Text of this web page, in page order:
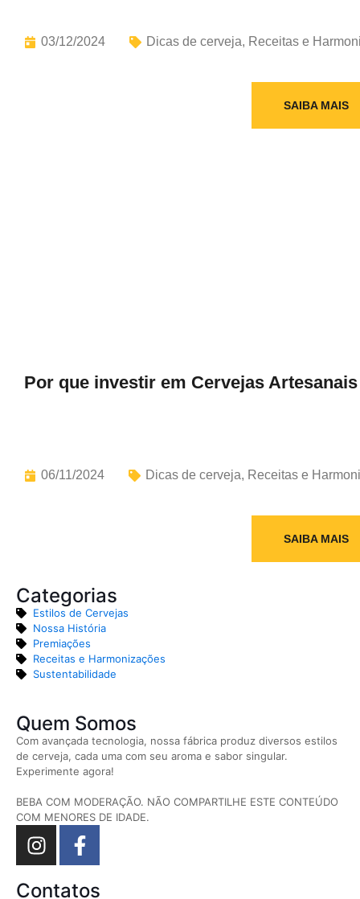
03/12/2024 Dicas de cerveja, Receitas e
SAIBA MAIS
Por que investir em Cervejas
06/11/2024 Dicas de cerveja, Receitas e
SAIBA MAIS
Categorias
Estilos de Cervejas
Nossa História
Premiações
Receitas e Harmonizações
Sustentabilidade
Quem Somos
Com avançada tecnologia, nossa fábrica produz diversos estilos
de cerveja, cada uma com seu aroma e sabor singular.
Experimente agora!
BEBA COM MODERAÇÃO. NÃO COMPARTILHE ESTE CONTEÚDO
COM MENORES DE IDADE.
Contatos